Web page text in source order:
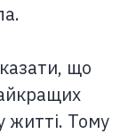
що
житті. Тому